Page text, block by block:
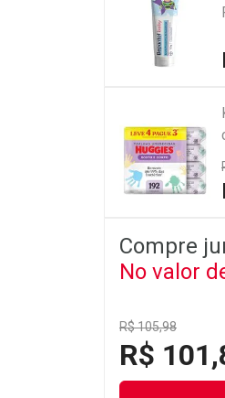
Compre
No valor
R$ 105,98
R$